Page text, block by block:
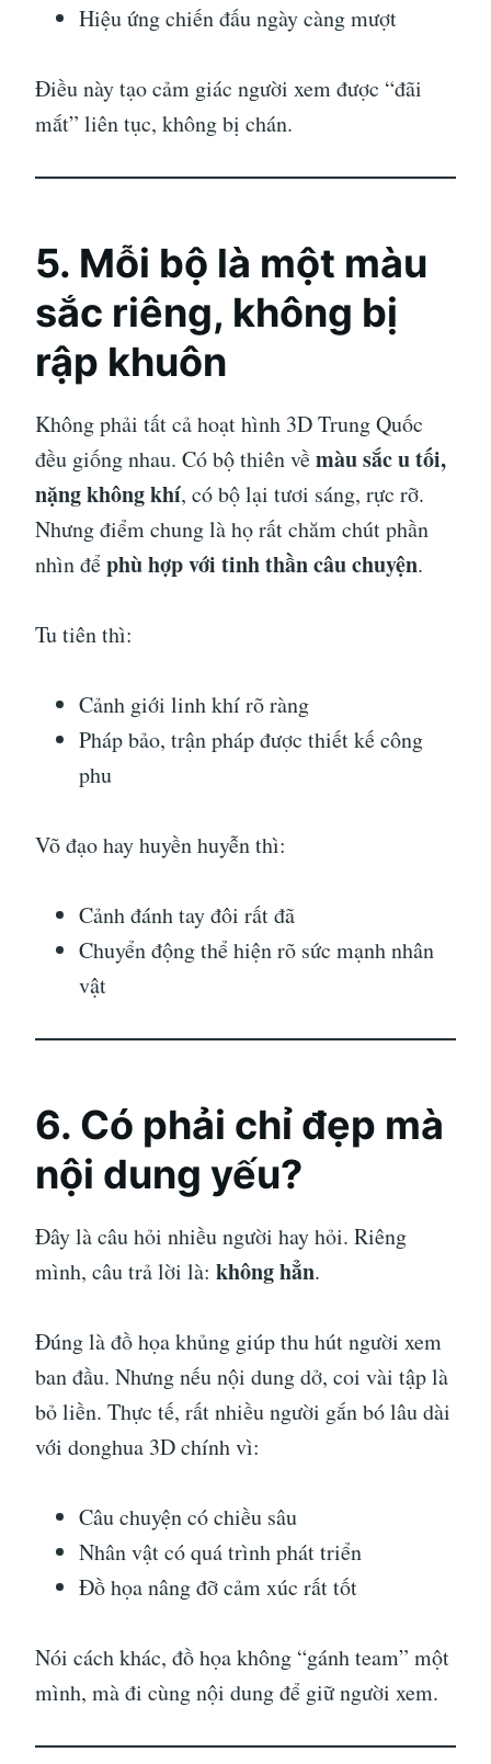
Hiệu ứng chiến đấu ngày càng mượt
Điều này tạo cảm giác người xem được “đãi
mắt” liên tục, không bị chán.
5. Mỗi bộ là một màu
sắc riêng, không bị
rập khuôn
Không phải tất cả hoạt hình 3D Trung Quốc
đều giống nhau. Có bộ thiên vềmàu sắc u tối,
nặng không khí, có bộ lại tươi sáng, rực rỡ.
Nhưng điểm chung là họ rất chăm chút phần
nhìn đểphù hợp với tinh thần câu chuyện.
Tu tiên thì:
Cảnh giới linh khí rõ ràng
Pháp bảo, trận pháp được thiết kế công
phu
Võ đạo hay huyền huyễn thì:
Cảnh đánh tay đôi rất đã
Chuyển động thể hiện rõ sức mạnh nhân
vật
6. Có phải chỉ đẹp mà
nội dung yếu?
Đây là câu hỏi nhiều người hay hỏi. Riêng
mình, câu trả lời là: không hẳn.
Đúng là đồ họa khủng giúp thu hút người xem
ban đầu. Nhưng nếu nội dung dở, coi vài tập là
bỏ liền. Thực tế, rất nhiều người gắn bó lâu dài
với donghua 3D chính vì:
Câu chuyện có chiều sâu
Nhân vật có quá trình phát triển
Đồ họa nâng đỡ cảm xúc rất tốt
Nói cách khác, đồ họa không “gánh team” một
mình, mà đi cùng nội dung để giữ người xem.